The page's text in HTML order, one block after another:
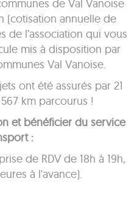
de Val Vanoise
(cotisation annuelle de
de l’association qui vous
mis à disposition par
Val Vanoise.
ont été assurés par 21
km parcourus !
et bénéficier du service
:
de RDV de 18h à 19h,
à l'avance).